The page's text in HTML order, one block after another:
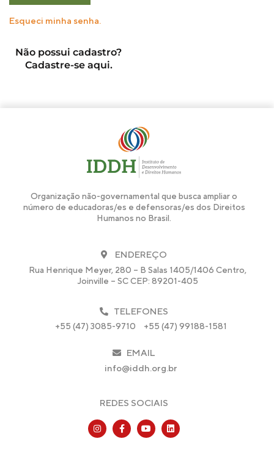
Esqueci minha senha.
Não possui cadastro?
Cadastre-se aqui.
Organização não-governamental que busca ampliar o
número de educadoras/es e defensoras/es dos Direitos
Humanos no Brasil.
ENDEREÇO
Rua Henrique Meyer, 280 – B Salas 1405/1406 Centro,
Joinville – SC CEP: 89201-405
TELEFONES
+55 (47) 3085-9710 +55 (47) 99188-1581
EMAIL
info@iddh.org.br
REDES SOCIAIS